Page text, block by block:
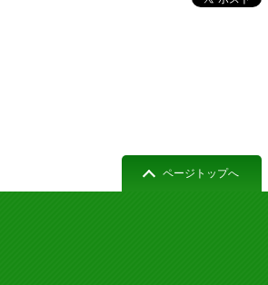
ページトップへ